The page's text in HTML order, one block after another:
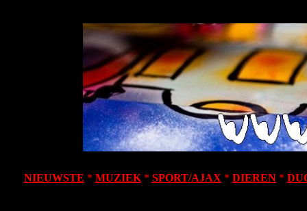
NIEUWSTE * MUZIEK * SPORT/AJAX * DIEREN *